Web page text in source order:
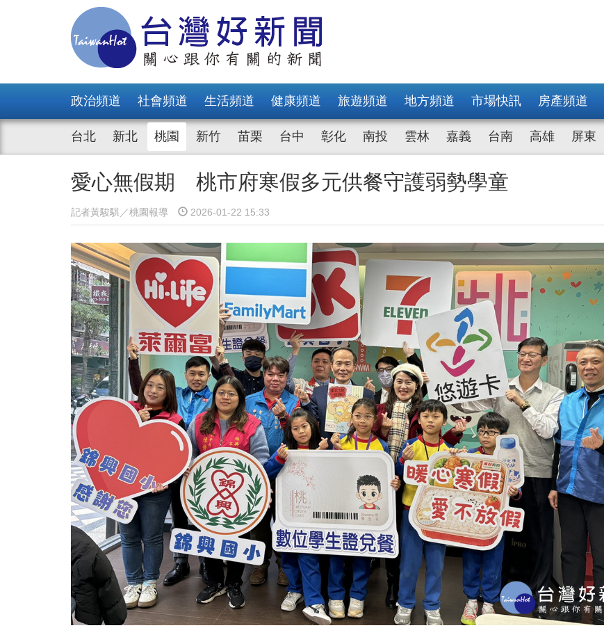
政治頻道 社會頻道 生活頻道 健康頻道 旅遊頻道 地方頻道 市場快訊 房產頻道
台北 新北 桃園 新竹 苗栗 台中 彰化 南投 雲林 嘉義 台南 高雄 屏東
愛心無假期 桃市府寒假多元供餐守護弱勢學童
記者黃駿騏／桃園報導 2026-01-22 15:33